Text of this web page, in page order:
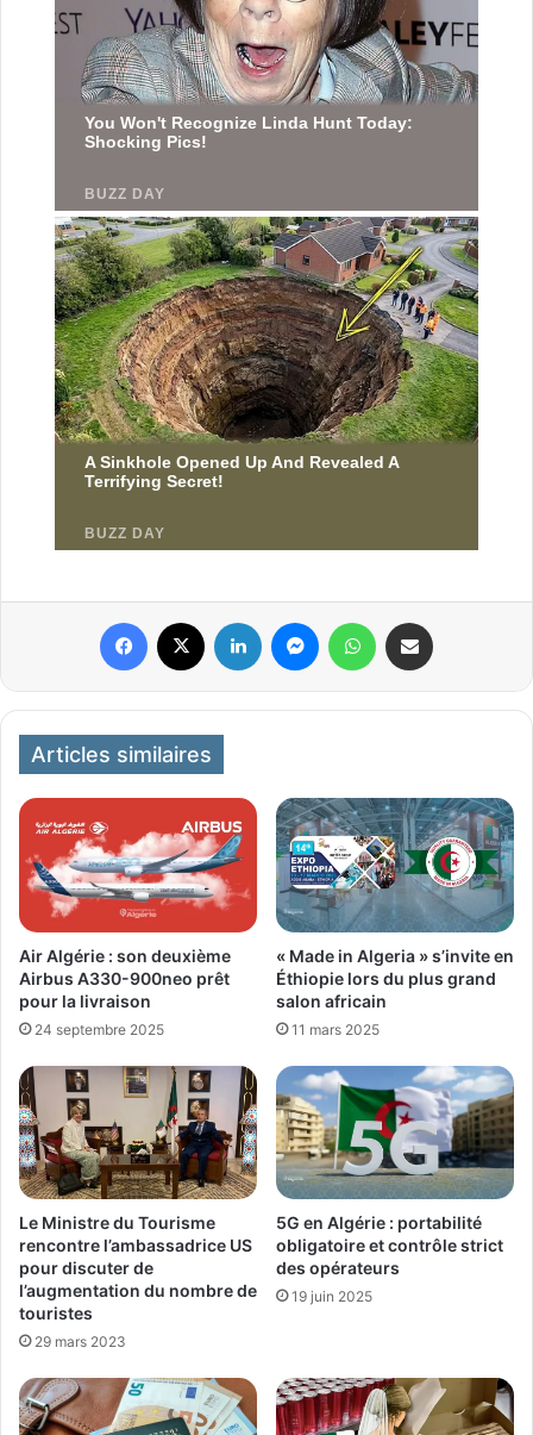
Articles similaires
Air Algérie : son deuxième
Airbus A330-900neo prêt
pour la livraison
24 septembre 2025
« Made in Algeria » s’invite en
Éthiopie lors du plus grand
salon africain
11 mars 2025
Le Ministre du Tourisme
rencontre l’ambassadrice US
pour discuter de
l’augmentation du nombre de
touristes
29 mars 2023
5G en Algérie : portabilité
obligatoire et contrôle strict
des opérateurs
19 juin 2025